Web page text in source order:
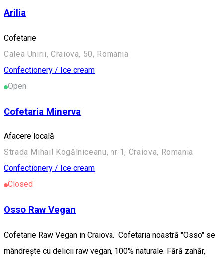
Arilia
Cofetarie
Calea Unirii, Craiova, 50, Romania
Confectionery / Ice cream
Open
Cofetaria Minerva
Afacere locală
Strada Mihail Kogălniceanu, nr 1, Craiova, Romania
Confectionery / Ice cream
Closed
Osso Raw Vegan
Cofetarie Raw Vegan in Craiova. Cofetaria noastră "Osso" se
mândrește cu delicii raw vegan, 100% naturale. Fără zahăr,